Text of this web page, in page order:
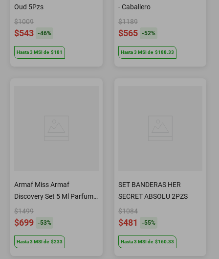
Oud 5Pzs
$1009
$543 -46%
Hasta3 MSIde $181
- Caballero
$1189
$565 -52%
Hasta3 MSI de $188.33
Armaf Miss Armaf
Discovery Set 5 Ml Parfum
Mujer (8 Pcs)
$1499
$699 -53%
Hasta3 MSIde $233
SET BANDERAS HER
SECRET ABSOLU 2PZS
$1084
$481 -55%
Hasta3 MSIde $160.33